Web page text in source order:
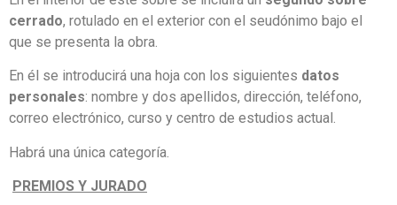
cerrado, rotulado en el exterior con el seudónimo bajo el
que se presenta la obra.
En él se introducirá una hoja con los siguientes datos
personales: nombre y dos apellidos, dirección, teléfono,
correo electrónico, curso y centro de estudios actual.
Habrá una única categoría.
PREMIOS Y JURADO